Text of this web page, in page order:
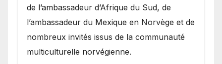
de l’ambassadeur d’Afrique du Sud, de
l’ambassadeur du Mexique en Norvège et de
nombreux invités issus de la communauté
multiculturelle norvégienne.